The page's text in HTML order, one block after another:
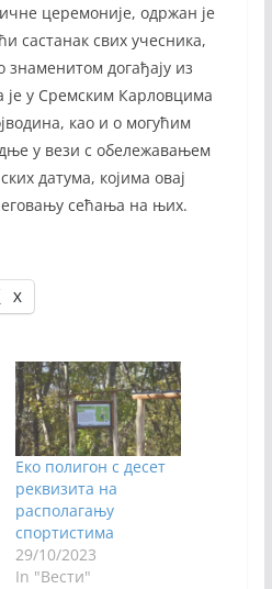
церемоније, одржан је
састанак свих учесника,
знаменитом догађају из
је у Сремским Карловцима
као и о могућим
у вези с обележавањем
датума, којима овај
сећања на њих.
X
Еко полигон с десет
реквизита на
располагању
спортистима
29/10/2023
In "Вести"